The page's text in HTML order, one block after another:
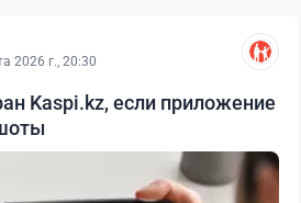
2026 г., 20:30
Kaspi.kz, если приложение